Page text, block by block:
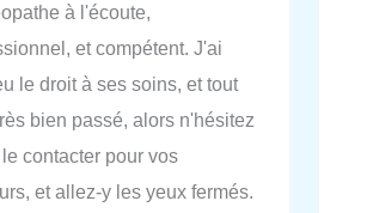
à l'écoute,
et compétent. J'ai
le droit à ses soins, et tout
bien passé, alors n'hésitez
contacter pour vos
et allez-y les yeux fermés.